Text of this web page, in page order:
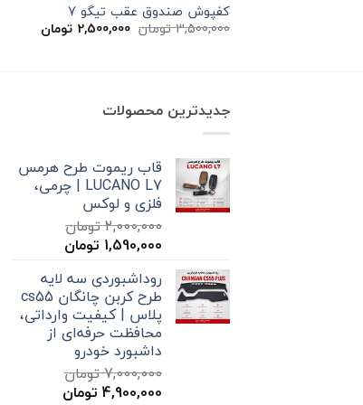
کفپوش صندوق عقب تیگو 7
3,500,000 تومان قیمت
اصلی
2,500,000 تومان
جدیدترین محصولات
قاب ریموت طرح هرمس
LUCANO L7 | چرمی،
فلزی و لوکس
2,000,000تومان
قیمت
2,000,000 تومان
بود.
1,590,000 تومان
است.
روداشبوردی سه‌ لایه
طرح کربن چانگان cs55
پلاس | کیفیت وارداتی،
محافظت حرفه‌ای از
داشبورد خودرو
7,000,000تومان
قیمت
4,900,000 تومان